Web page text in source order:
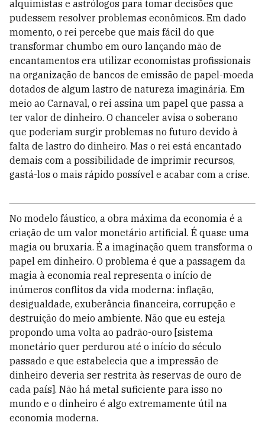
alquimistas e astrólogos para tomar decisões que
pudessem resolver problemas econômicos. Em dado
momento, o rei percebe que mais fácil do que
transformar chumbo em ouro lançando mão de
encantamentos era utilizar economistas profissionais
na organização de bancos de emissão de papel-moeda
dotados de algum lastro de natureza imaginária. Em
meio ao Carnaval, o rei assina um papel que passa a
ter valor de dinheiro. O chanceler avisa o soberano
que poderiam surgir problemas no futuro devido à
falta de lastro do dinheiro. Mas o rei está encantado
demais com a possibilidade de imprimir recursos,
gastá-los o mais rápido possível e acabar com a crise.
No modelo fáustico, a obra máxima da economia é a
criação de um valor monetário artificial. É quase uma
magia ou bruxaria. É a imaginação quem transforma o
papel em dinheiro. O problema é que a passagem da
magia à economia real representa o início de
inúmeros conflitos da vida moderna: inflação,
desigualdade, exuberância financeira, corrupção e
destruição do meio ambiente. Não que eu esteja
propondo uma volta ao padrão-ouro [sistema
monetário quer perdurou até o início do século
passado e que estabelecia que a impressão de
dinheiro deveria ser restrita às reservas de ouro de
cada país]. Não há metal suficiente para isso no
mundo e o dinheiro é algo extremamente útil na
economia moderna.